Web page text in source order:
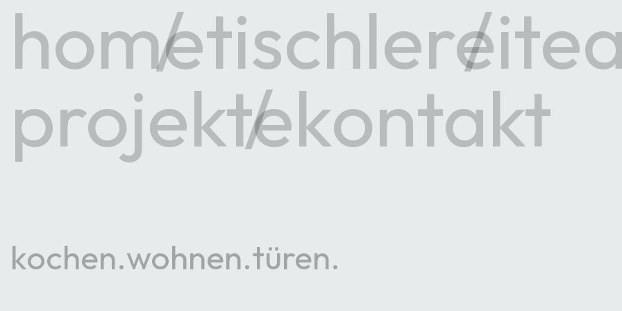
hometischlerei
projektekontakt
kochen wohnen türen